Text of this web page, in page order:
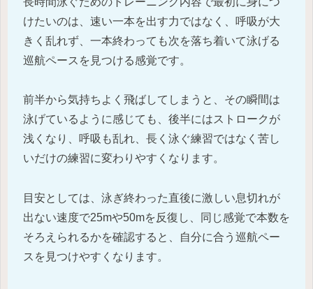
けたいのは、速い一本を出す力ではなく、呼吸が大
きく乱れず、一本終わっても次を落ち着いて泳げる
巡航ペースを見つける感覚です。
前半から気持ちよく飛ばしてしまうと、その瞬間は
泳げているように感じても、後半にはストロークが
浅くなり、呼吸も乱れ、長く泳ぐ練習ではなく苦し
いだけの練習に変わりやすくなります。
目安としては、泳ぎ終わった直後に激しい息切れが
出ない速度で25mや50mを反復し、同じ感覚で本数を
そろえられるかを確認すると、自分に合う巡航ペー
スを見つけやすくなります。